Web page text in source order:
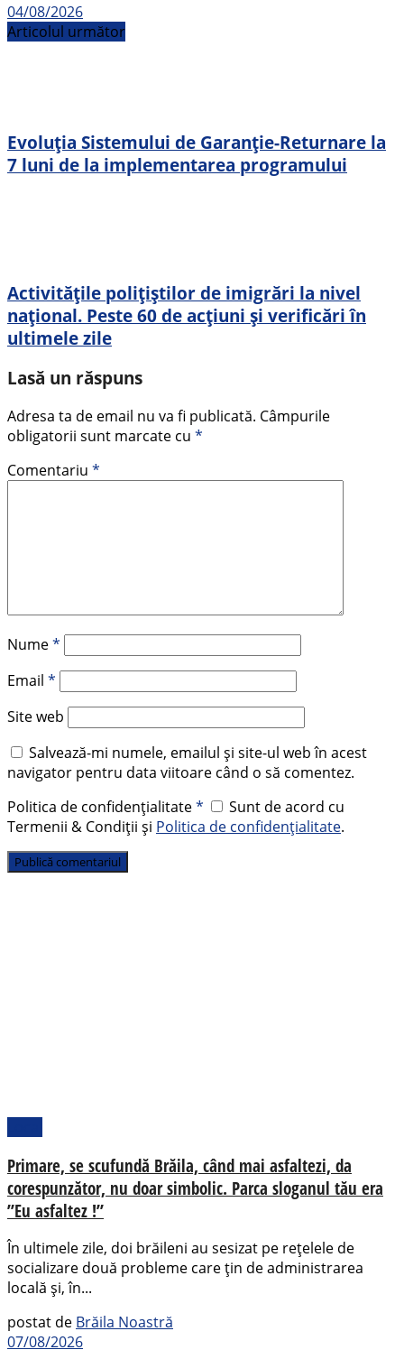
04/08/2026
Articolul următor
Evoluția Sistemului de Garanție-Returnare la
7 luni de la implementarea programului
Activitățile polițiștilor de imigrări la nivel
național. Peste 60 de acțiuni și verificări în
ultimele zile
Lasă un răspuns
Adresa ta de email nu va fi publicată. Câmpurile
obligatorii sunt marcate cu *
Comentariu *
Nume*
Email *
Site web
Salvează-mi numele, emailul și site-ul web în acest
navigator pentru data viitoare când o să comentez.
Politica de confidențialitate*
Sunt de acord cu
Termenii & Condiții și Politica de confidențialitate.
Primare, se scufundă Brăila, când mai asfaltezi, da
corespunzător, nu doar simbolic. Parca sloganul tău era
”Eu asfaltez !”
În ultimele zile, doi brăileni au sesizat pe rețelele de
socializare două probleme care țin de administrarea
locală și, în...
postat de Brăila Noastră
07/08/2026